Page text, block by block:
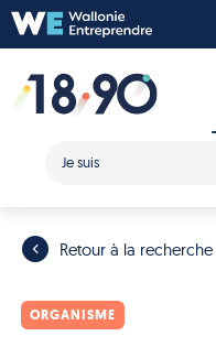
Je suis
Retour à la recherche
ORGANISME